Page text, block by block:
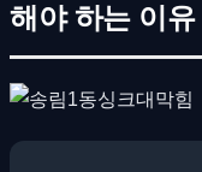
해야 하는 이유